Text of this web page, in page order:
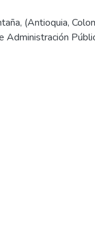
(Antioquia,
Administración